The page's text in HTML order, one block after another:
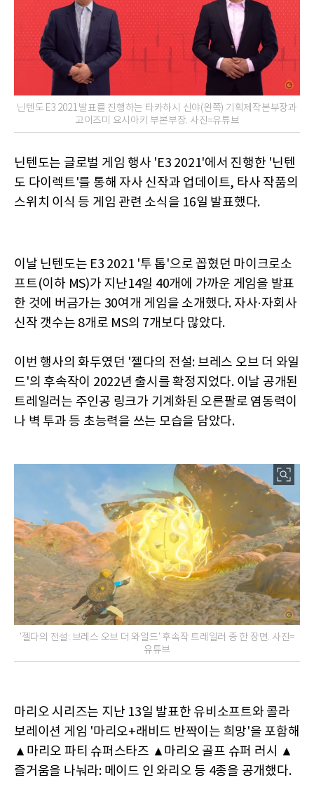
닌텐도 E3 2021 발표를 진행하는 타카하시 신야(왼쪽) 기획제작본부장과
고이즈미 요시아키 부본부장. 사진=유튜브
닌텐도는 글로벌 게임 행사 'E3 2021'에서 진행한 '닌텐
도 다이렉트'를 통해 자사 신작과 업데이트, 타사 작품의
스위치 이식 등 게임 관련 소식을 16일 발표했다.
이날 닌텐도는 E3 2021 '투 톱'으로 꼽혔던 마이크로소
프트(이하 MS)가 지난14일 40개에 가까운 게임을 발표
한 것에 버금가는 30여개 게임을 소개했다. 자사·자회사
신작 갯수는 8개로 MS의 7개보다 많았다.
이번 행사의 화두였던 '젤다의 전설: 브레스 오브 더 와일
드'의 후속작이 2022년 출시를 확정지었다. 이날 공개된
트레일러는 주인공 링크가 기계화된 오른팔로 염동력이
나 벽 투과 등 초능력을 쓰는 모습을 담았다.
'젤다의 전설: 브레스 오브 더 와일드' 후속작 트레일러 중 한 장면. 사진=
유튜브
마리오 시리즈는 지난 13일 발표한 유비소프트와 콜라
보레이션 게임 '마리오+래비드 반짝이는 희망'을 포함해
▲마리오 파티 슈퍼스타즈 ▲마리오 골프 슈퍼 러시 ▲
즐거움을 나눠라: 메이드 인 와리오 등 4종을 공개했다.